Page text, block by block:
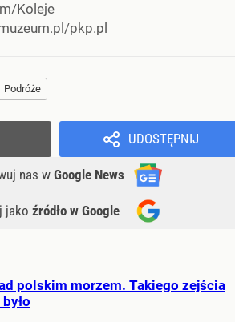
Koleje
pkp.pl
Podróże
UDOSTĘPNIJ
nas w Google News
jako źródło w Google
polskim morzem. Takiego zejścia